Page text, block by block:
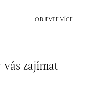
OBJEVTE VÍCE
zajímat